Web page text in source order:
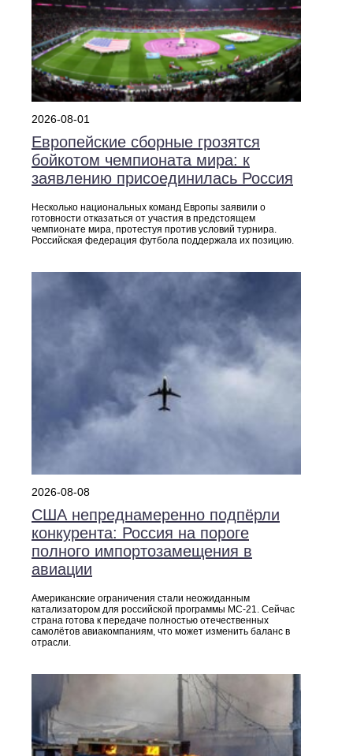
2026-08-01
Европейские сборные грозятся
бойкотом чемпионата мира: к
заявлению присоединилась Россия
Несколько национальных команд Европы заявили о
готовности отказаться от участия в предстоящем
чемпионате мира, протестуя против условий турнира.
Российская федерация футбола поддержала их позицию.
2026-08-08
США непреднамеренно подпёрли
конкурента: Россия на пороге
полного импортозамещения в
авиации
Американские ограничения стали неожиданным
катализатором для российской программы МС‑21. Сейчас
страна готова к передаче полностью отечественных
самолётов авиакомпаниям, что может изменить баланс в
отрасли.